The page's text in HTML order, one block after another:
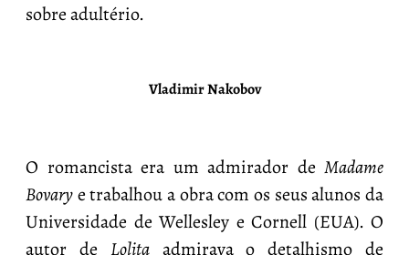
sobre adultério.
Vladimir Nakobov
O romancista era um admirador de Madame
Bovarye trabalhou a obra com os seus alunos da
Universidade de Wellesley e Cornell (EUA). O
autor de Lolitaadmirava o detalhismo de